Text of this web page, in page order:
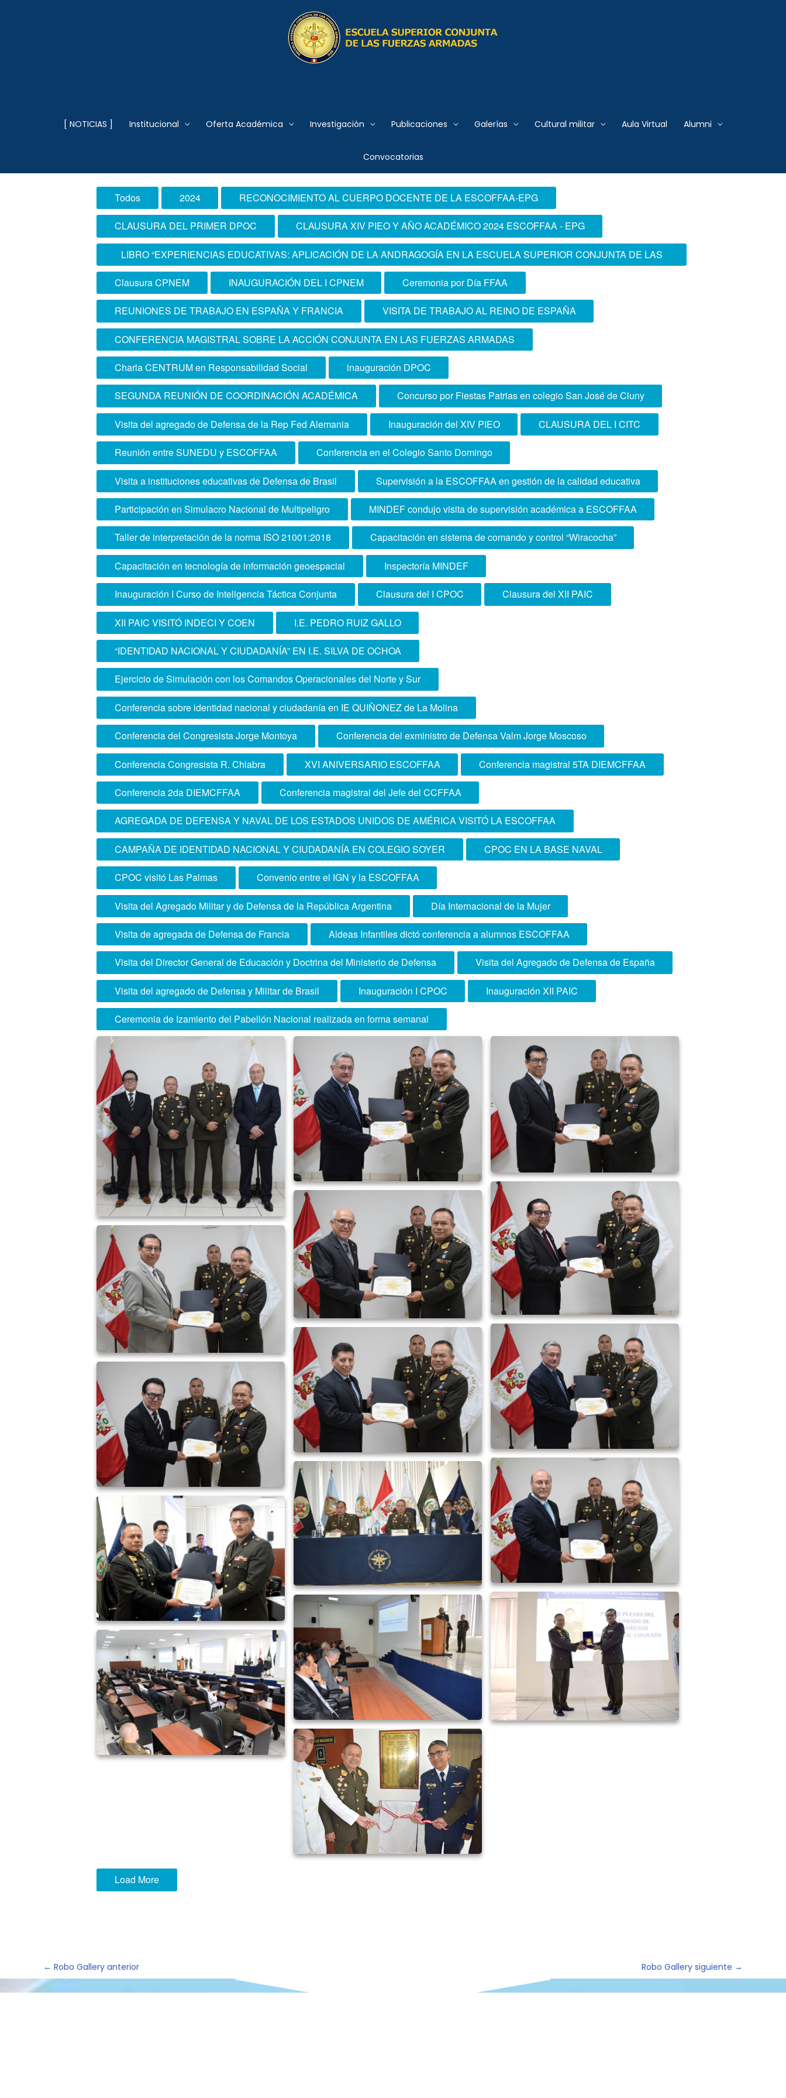
[ NOTICIAS ] Institucional Oferta Académica Investigación Publicaciones Galerías Cultural militar Aula Virtual Alumni
Convocatorias
Todos 2024 RECONOCIMIENTO AL CUERPO DOCENTE DE LA ESCOFFAA-EPG
CLAUSURA DEL PRIMER DPOC CLAUSURA XIV PIEO Y AÑO ACADÉMICO 2024 ESCOFFAA - EPG
LIBRO “EXPERIENCIAS EDUCATIVAS: APLICACIÓN DE LA ANDRAGOGÍA EN LA ESCUELA SUPERIOR CONJUNTA DE LAS
FUERZAS ARMADAS”
Clausura CPNEM INAUGURACIÓN DEL I CPNEM Ceremonia por Día FFAA
REUNIONES DE TRABAJO EN ESPAÑA Y FRANCIA VISITA DE TRABAJO AL REINO DE ESPAÑA
CONFERENCIA MAGISTRAL SOBRE LA ACCIÓN CONJUNTA EN LAS FUERZAS ARMADAS
Charla CENTRUM en Responsabilidad Social inauguración DPOC
SEGUNDA REUNIÓN DE COORDINACIÓN ACADÉMICA Concurso por Fiestas Patrias en colegio San José de Cluny
Visita del agregado de Defensa de la Rep Fed Alemania Inauguración del XIV PIEO CLAUSURA DEL I CITC
Reunión entre SUNEDU y ESCOFFAA Conferencia en el Colegio Santo Domingo
Visita a instituciones educativas de Defensa de Brasil Supervisión a la ESCOFFAA en gestión de la calidad educativa
Participación en Simulacro Nacional de Multipeligro MINDEF condujo visita de supervisión académica a ESCOFFAA
Taller de interpretación de la norma ISO 21001:2018 Capacitación en sistema de comando y control “Wiracocha”
Capacitación en tecnología de información geoespacial Inspectoría MINDEF
Inauguración I Curso de Inteligencia Táctica Conjunta Clausura del I CPOC Clausura del XII PAIC
XII PAIC VISITÓ INDECI Y COEN I.E. PEDRO RUIZ GALLO
“IDENTIDAD NACIONAL Y CIUDADANÍA” EN I.E. SILVA DE OCHOA
Ejercicio de Simulación con los Comandos Operacionales del Norte y Sur
Conferencia sobre identidad nacional y ciudadanía en IE QUIÑONEZ de La Molina
Conferencia del Congresista Jorge Montoya Conferencia del exministro de Defensa Valm Jorge Moscoso
Conferencia Congresista R. Chiabra XVI ANIVERSARIO ESCOFFAA Conferencia magistral 5TA DIEMCFFAA
Conferencia 2da DIEMCFFAA Conferencia magistral del Jefe del CCFFAA
AGREGADA DE DEFENSA Y NAVAL DE LOS ESTADOS UNIDOS DE AMÉRICA VISITÓ LA ESCOFFAA
CAMPAÑA DE IDENTIDAD NACIONAL Y CIUDADANÍA EN COLEGIO SOYER CPOC EN LA BASE NAVAL
CPOC visitó Las Palmas Convenio entre el IGN y la ESCOFFAA
Visita del Agregado Militar y de Defensa de la República Argentina Día Internacional de la Mujer
Visita de agregada de Defensa de Francia Aldeas Infantiles dictó conferencia a alumnos ESCOFFAA
Visita del Director General de Educación y Doctrina del Ministerio de Defensa Visita del Agregado de Defensa de España
Visita del agregado de Defensa y Militar de Brasil Inauguración I CPOC Inauguración XII PAIC
Ceremonia de Izamiento del Pabellón Nacional realizada en forma semanal
Load More
← Robo Gallery anterior Robo Gallery siguiente →